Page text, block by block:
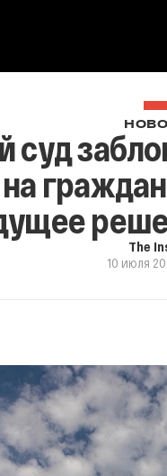
суд
The
10 июля